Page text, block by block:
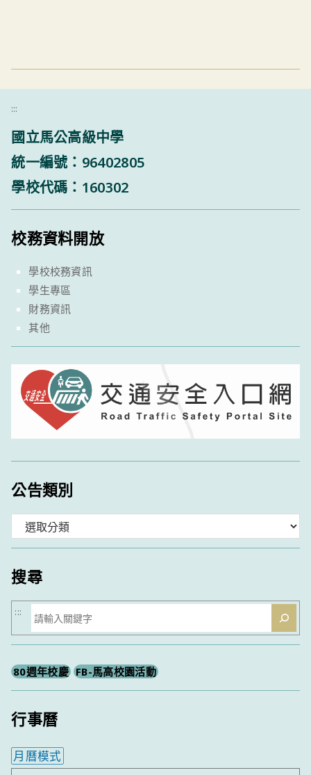
:::
國立馬公高級中學
統一編號：96402805
學校代碼：160302
校務資料開放
學校校務資訊
學生專區
財務資訊
其他
公告類別
類
搜尋
搜
尋
:::
80週年校慶 FB-馬高校園活動
行事曆
月曆模式